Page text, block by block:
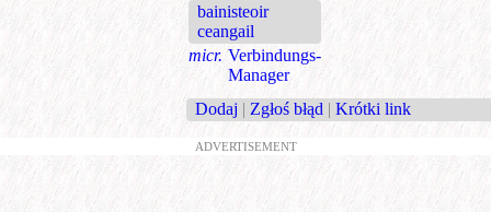
bainisteoir
ceangail
micr. Verbindungs-
Manager
Dodaj | Zgłoś błąd | Krótki link
ADVERTISEMENT